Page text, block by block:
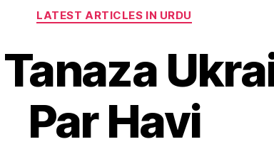
Categories
LATEST ARTICLES IN URDU
Par Havi